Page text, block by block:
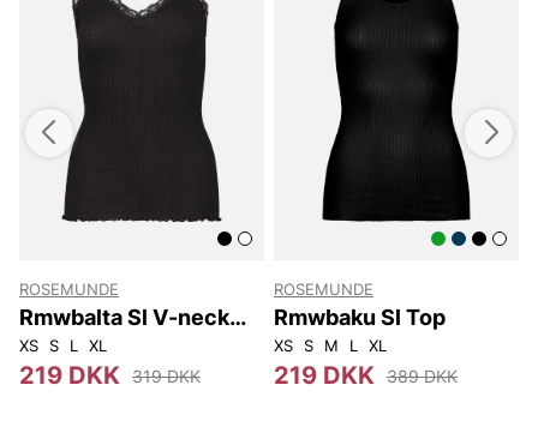
ROSEMUNDE
Rmwbalta Sl V-neck
Top
XS S L XL
219 DKK 319 DKK
ROSEMUNDE
Rmwbaku Sl Top
XS S M L XL
219 DKK 389 DKK